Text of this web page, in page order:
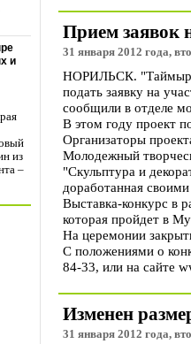
и
из
–
Прием заявок
31 января 2012 года,
НОРИЛЬСК.
подать заявку на
сообщили в отделе
В этом году проект
Организаторы
Молодежный
"Скульптура и
доработанная
Выставка-конкурс в
которая пройдет в
На церемонии
С положениями о
84-33, или на сайте
Изменен
31 января 2012 года,